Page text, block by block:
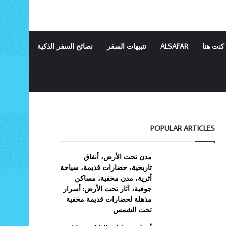
كنت هنا ALSAFAR تنبيهات السفر نصائح السفر الذكية
POPULAR ARTICLES
مدن تحت الأرض، أنفاق
تاريخية، حضارات قديمة، سياحة
أثرية، مدن مخفية، مساكن
جوفية، آثار تحت الأرض: أسرار
مذهلة لحضارات قديمة مخفية
تحت الشمس